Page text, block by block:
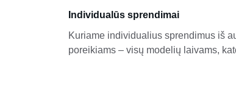
Individualūs sprendimai
Kuriame individualius sprendimus iš
poreikiams – visų modelių laivams,